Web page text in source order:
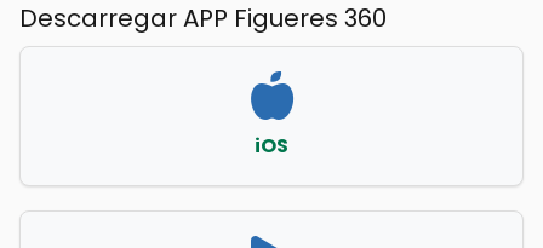
Descarregar APP Figueres 360
iOS